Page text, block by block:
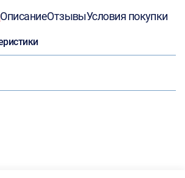
ОписаниеОтзывыУсловия покупки